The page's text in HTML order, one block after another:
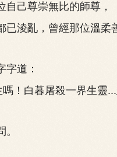
己尊崇無比的師尊，
淩亂，曾經那位溫柔
道：
！白暮屠殺一界生靈